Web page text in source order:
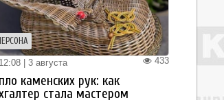
433
12:08 | 3 августа
каменских рук: как
стала мастером